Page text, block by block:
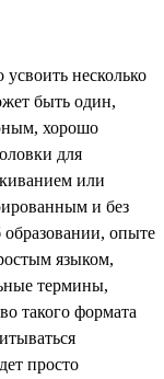
несколько
быть один,
хорошо
для
или
и без
опыте
языком,
термины,
такого формата
просто